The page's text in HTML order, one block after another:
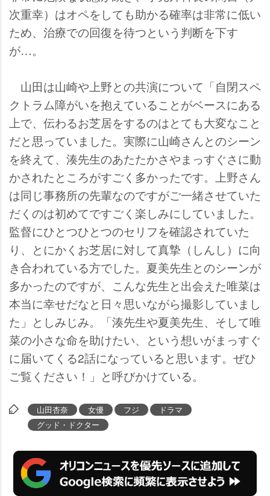
次重幸）はオペをしても助かる確率は非常に低い
ため、治療での回復を待つという判断を下す
が…。
山田は山崎や上野との共演について「自閉スペ
クトラム障がいを抱えていることがベースにある
上で、伝わるお芝居をするのはとても大変なこと
だと思っていました。実際に山崎さんとのシーン
を終えて、湊先生のあたたかさやまっすぐさに動
かされたところがすごく多かったです。上野さん
は同じ事務所の先輩なのですがご一緒させていた
だくのは初めてですごく楽しみにしていました。
監督にひとつひとつのセリフを確認されていた
り、とにかくお芝居に対して真摯（しんし）に向
き合われている方でした。夏美先生とのシーンが
多かったのですが、こんな先生と出会えた唯菜は
本当に幸せだなと日々思いながら撮影していまし
た」としみじみ。「湊先生や夏美先生、そして唯
菜の小さな命を助けたい、という想いがまっすぐ
に届いてくる2話になっていると思います。ぜひ
ご覧ください！」と呼びかけている。
山田杏奈 女優 フジ
ドラマ
グッド・ドクター